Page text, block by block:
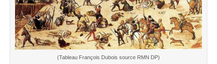
(Tableau François Dubois source RMN DP)